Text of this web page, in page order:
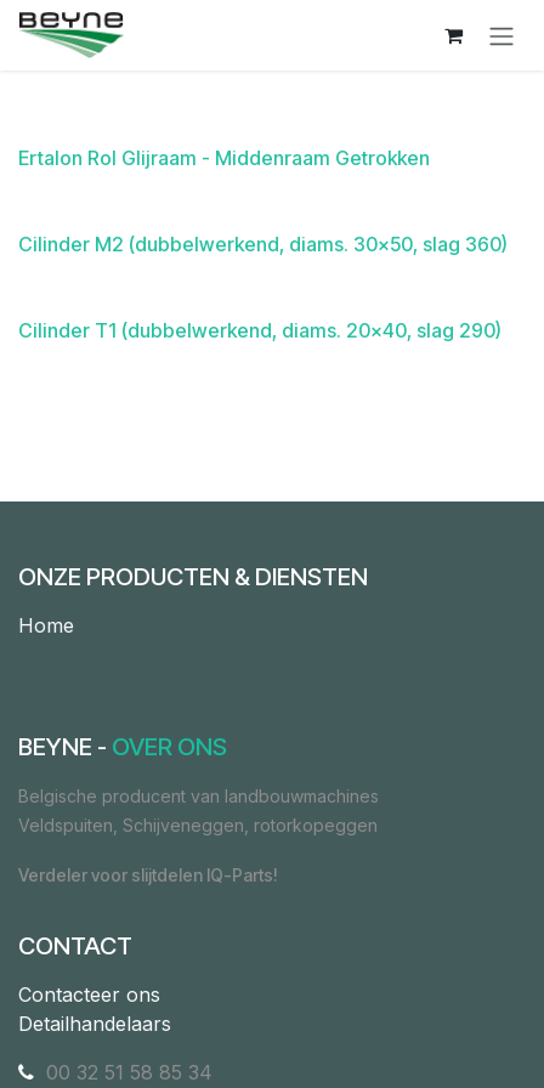
Overslaan naar inhoud
Ertalon Rol Glijraam - Middenraam Getrokken
Cilinder M2 (dubbelwerkend, diams. 30x50, slag 360)
Cilinder T1 (dubbelwerkend, diams. 20x40, slag 290)
ONZE PRODUCTEN & DIENSTEN
Home
BEYNE - OVER ONS
Belgische producent van landbouwmachines
Veldspuiten, Schijveneggen, rotorkopeggen
Verdeler voor slijtdelen IQ-Parts!
CONTACT
Contacteer ons
Detailhandelaars
00 32 51 58 85 34